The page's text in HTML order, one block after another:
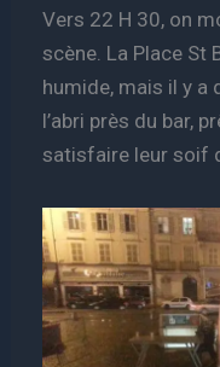
Vers 22 H 30, on
scène. La Place St
humide, mais il y a
l’abri près du bar,
satisfaire leur soif